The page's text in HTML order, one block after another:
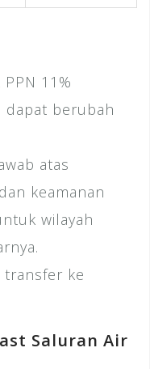
11%
dapat berubah
atas
keamanan
wilayah
transfer ke
Saluran Air